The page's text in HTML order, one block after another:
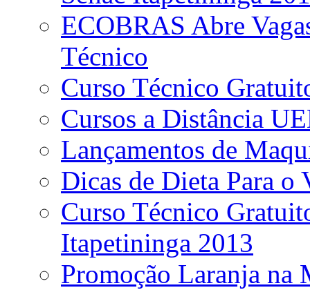
ECOBRAS Abre
Técnico
Curso Técnico
Cursos a Distância
Lançamentos de
Dicas de Dieta Para o
Curso Técnico
Itapetininga 2013
Promoção Laranja na